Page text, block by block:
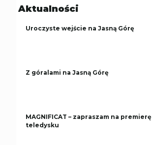
Aktualności
Uroczyste wejście na Jasną Górę
Z góralami na Jasną Górę
MAGNIFICAT – zapraszam na premierę
teledysku